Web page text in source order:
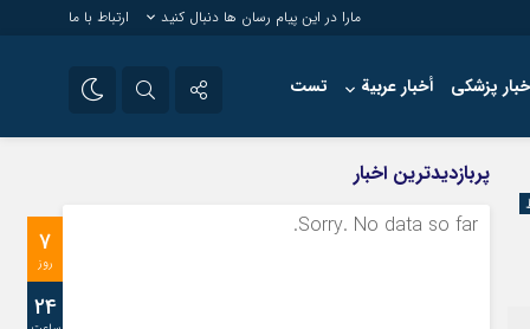
مارا در این پیام رسان ها دنبال کنید ارتباط با ما
پزشکی أخبار عربية تست
پربازدیدترین اخبار
7
روز
24
Sorry. No data so far.